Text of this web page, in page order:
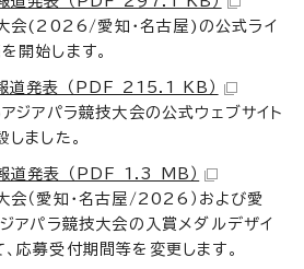
会(2026/愛知・名古屋)の公式ライ
開始します。
発表 （PDF 215.1 KB）
ジアパラ競技大会の公式ウェブサイト
ました。
発表 （PDF 1.3 MB）
会（愛知・名古屋/2026）および愛
アパラ競技大会の入賞メダルデザイ
応募受付期間等を変更します。